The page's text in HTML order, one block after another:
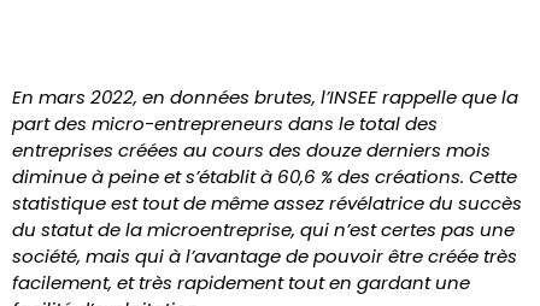
En mars 2022, en données brutes, l’INSEE rappelle que la
part des micro-entrepreneurs dans le total des
entreprises créées au cours des douze derniers mois
diminue à peine et s’établit à 60,6 % des créations. Cette
statistique est tout de même assez révélatrice du succès
du statut de la microentreprise, qui n’est certes pas une
société, mais qui à l’avantage de pouvoir être créée très
facilement, et très rapidement tout en gardant une